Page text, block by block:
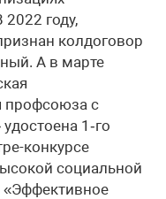
году,
колдоговор
А в марте
профсоюза с
1‑го
конкурсе
социальной